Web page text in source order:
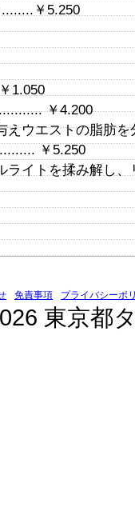
￥5.250
1.050
￥4.200
えウエストの脂肪
￥5.250
ライトを揉み解し
免責事項 プライバシーポ
東京都